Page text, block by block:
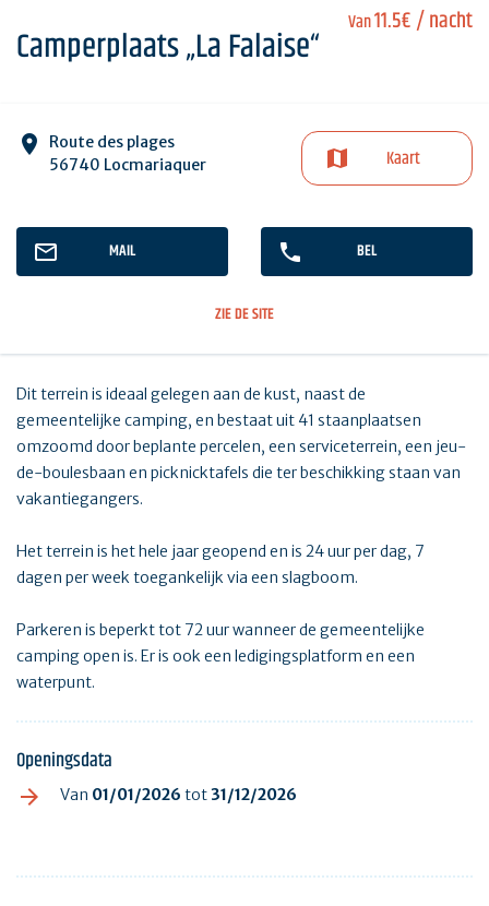
Van11.5€/ nacht
Camperplaats „La Falaise“
Route des plages
56740 Locmariaquer
Kaart
MAIL BEL
ZIE DE SITE
Dit terrein is ideaal gelegen aan de kust, naast de
gemeentelijke camping, en bestaat uit 41 staanplaatsen
omzoomd door beplante percelen, een serviceterrein, een jeu-
de-boulesbaan en picknicktafels die ter beschikking staan van
vakantiegangers.
Het terrein is het hele jaar geopend en is 24 uur per dag, 7
dagen per week toegankelijk via een slagboom.
Parkeren is beperkt tot 72 uur wanneer de gemeentelijke
camping open is. Er is ook een ledigingsplatform en een
waterpunt.
Openingsdata
Van 01/01/2026 tot31/12/2026